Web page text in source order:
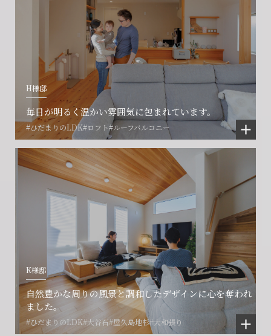
H様邸
毎日が明るく温かい雰囲気に包まれています。
#ひだまりのLDK#ロフト#ルーフバルコニー
K様邸
自然豊かな周りの風景と調和したデザインに心を奪われ
ました。
#ひだまりのLDK#大谷石#屋久島地杉#大和張り
会社に関することや物件についての
ご相談はこちら
フォームからのお問い合わせ
賃貸物件入居者様の
お困りごとのご相談はこちら
解約のお申し込み
土地の活用・賃貸経営に関する
ご相談はこちら
フォームからのお問い合わせ